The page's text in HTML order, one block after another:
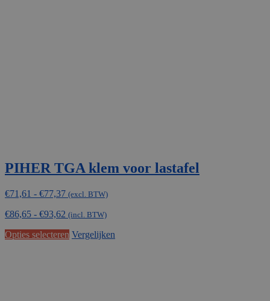
PIHER TGA klem voor lastafel
€71,61 - €77,37Prijsklasse:
tot
(excl. BTW)
€86,65 - €93,62 (incl. BTW)
Opties selecteren Dit
Vergelijken